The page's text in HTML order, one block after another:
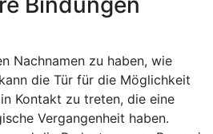
Nachnamen zu haben, wie
die Tür für die Möglichkeit
Kontakt zu treten, die eine
Vergangenheit haben.